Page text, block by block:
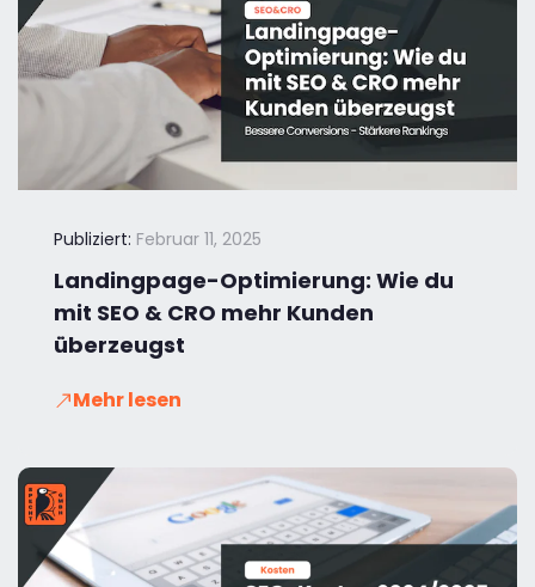
Publiziert: Februar 11, 2025
Landingpage-Optimierung: Wie du
mit SEO & CRO mehr Kunden
überzeugst
Mehr lesen